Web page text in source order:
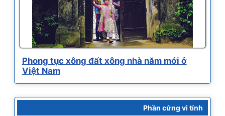
Phong tục xông đất xông nhà năm mới ở
Việt Nam
Phần cứng vi tính